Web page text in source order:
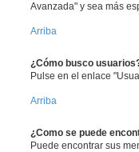
Avanzada" y sea más
Arriba
¿Cómo busco
Pulse en el enlace
Arriba
¿Como se puede
Puede encontrar sus